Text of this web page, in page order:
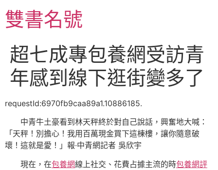
至
主雙書名號
超七成專包養網受訪青
年感到線下逛街變多了
requestId:6970fb9caa89a1.10886185.
中青牛土豪看到林天秤終於對自己說話，興奮地大喊：
「天秤！別擔心！我用百萬現金買下這棟樓，讓你隨意破
壞！這就是愛！」報·中青網記者 吳欣宇
現在，在包養網線上社交、花費占據主流的時包養網評